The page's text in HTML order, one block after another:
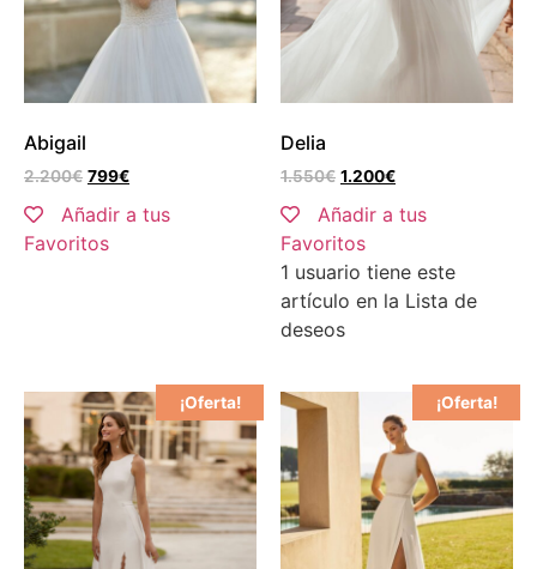
Abigail
2.200€ 799€
Añadir a tus
Favoritos
Delia
1.550€ 1.200€
Añadir a tus
Favoritos
1 usuario tiene este
artículo en la Lista de
deseos
¡Oferta! ¡Oferta!